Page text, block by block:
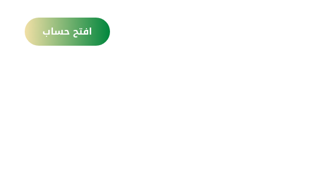
افتح حساب